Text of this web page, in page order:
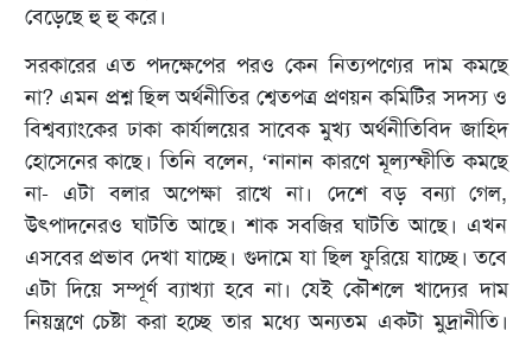
বেড়েছে হু হু করে।
সরকারের এত পদক্ষেপের পরও কেন নিত্যপণ্যের দাম কমছে
না? এমন প্রশ্ন ছিল অর্থনীতির শ্বেতপত্র প্রণয়ন কমিটির সদস্য ও
বিশ্বব্যাংকের ঢাকা কার্যালয়ের সাবেক মুখ্য অর্থনীতিবিদ জাহিদ
হোসেনের কাছে। তিনি বলেন, ‘নানান কারণে মূল্যস্ফীতি কমছে
না- এটা বলার অপেক্ষা রাখে না। দেশে বড় বন্যা গেল,
উৎপাদনেরও ঘাটতি আছে। শাক সবজির ঘাটতি আছে। এখন
এসবের প্রভাব দেখা যাচ্ছে। গুদামে যা ছিল ফুরিয়ে যাচ্ছে। তবে
এটা দিয়ে সম্পূর্ণ ব্যাখ্যা হবে না। যেই কৌশলে খাদ্যের দাম
নিয়ন্ত্রণে চেষ্টা করা হচ্ছে তার মধ্যে অন্যতম একটা মুদ্রানীতি।